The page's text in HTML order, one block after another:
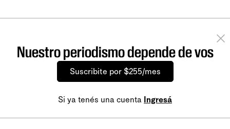
Nuestro periodismo depende de vos
Suscribite por $255/mes
Si ya tenés una cuenta Ingresá